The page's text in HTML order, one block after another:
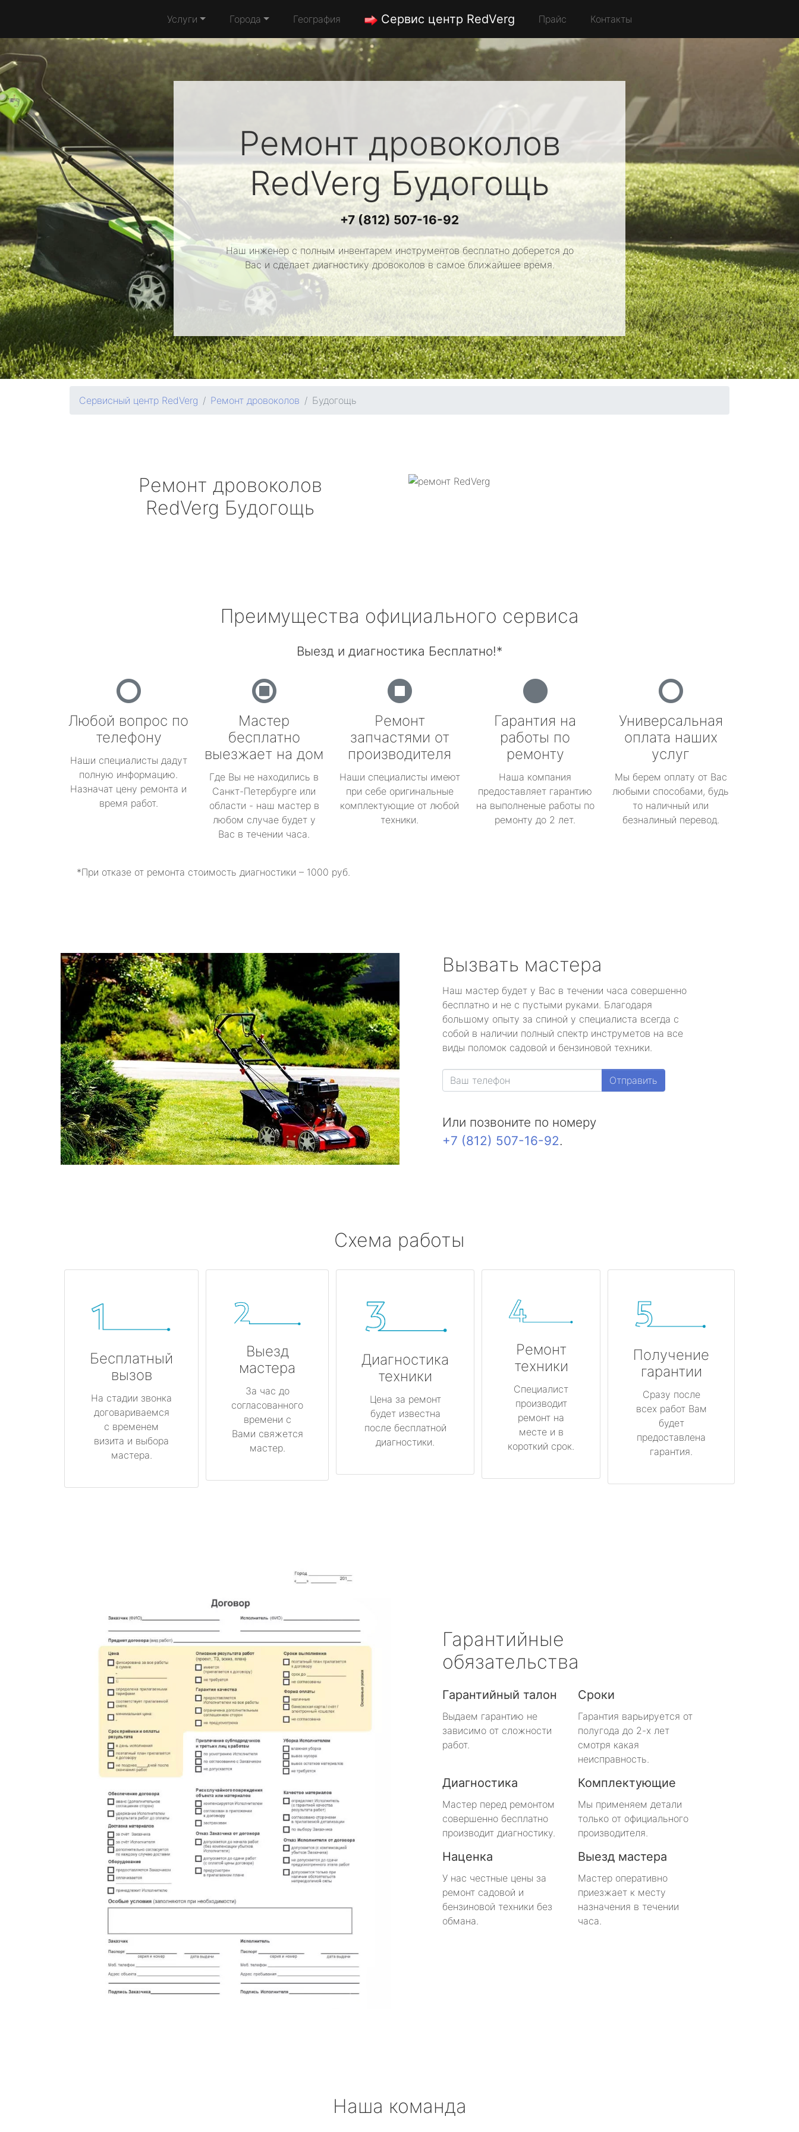
Услуги Города География Сервис центр RedVerg Прайс Контакты
Ремонт дровоколов
RedVergБудогощь
+7 (812) 507-16-92
Наш инженер с полным инвентарем инструментов бесплатно доберется до
Вас и сделает диагностику дровоколов в самое ближайшее время.
Сервисный центр RedVerg Ремонт дровоколов Будогощь
Ремонт дровоколов
RedVerg Будогощь
Преимущества официального сервиса
Выезд и диагностика Бесплатно!*
Любой вопрос по
телефону
Наши специалисты дадут
полную информацию.
Назначат цену ремонта и
время работ.
Мастер
бесплатно
выезжает на дом
Где Вы не находились в
Санкт-Петербурге или
области - наш мастер в
любом случае будет у
Вас в течении часа.
Ремонт
запчастями от
производителя
Наши специалисты имеют
при себе оригинальные
комплектующие от любой
техники.
Гарантия на
работы по
ремонту
Наша компания
предоставляет гарантию
на выполненые работы по
ремонту до 2 лет.
Универсальная
оплата наших
услуг
Мы берем оплату от Вас
любыми способами, будь
то наличный или
безналиный перевод.
*При отказе от ремонта стоимость диагностики – 1000 руб.
Вызвать мастера
Наш мастер будет у Вас в течении часа совершенно
бесплатно и не с пустыми руками. Благодаря
большому опыту за спиной у специалиста всегда с
собой в наличии полный спектр инструметов на все
виды поломок садовой и бензиновой техники.
Отправить
Или позвоните по номеру
+7 (812) 507-16-92.
Схема работы
Бесплатный
вызов
На стадии звонка
договариваемся
с временем
визита и выбора
мастера.
Выезд
мастера
За час до
согласованного
времени с
Вами свяжется
мастер.
Диагностика
техники
Цена за ремонт
будет известна
после бесплатной
диагностики.
Ремонт
техники
Специалист
производит
ремонт на
месте и в
короткий срок.
Получение
гарантии
Сразу после
всех работ Вам
будет
предоставлена
гарантия.
Гарантийные
обязательства
Гарантийный талон
Выдаем гарантию не
зависимо от сложности
работ.
Сроки
Гарантия варьируется от
полугода до 2-х лет
смотря какая
неисправность.
Диагностика
Мастер перед ремонтом
совершенно бесплатно
производит диагностику.
Комплектующие
Мы применяем детали
только от официального
производителя.
Наценка
У нас честные цены за
ремонт садовой и
бензиновой техники без
обмана.
Выезд мастера
Мастер оперативно
приезжает к месту
назначения в течении
часа.
Наша команда